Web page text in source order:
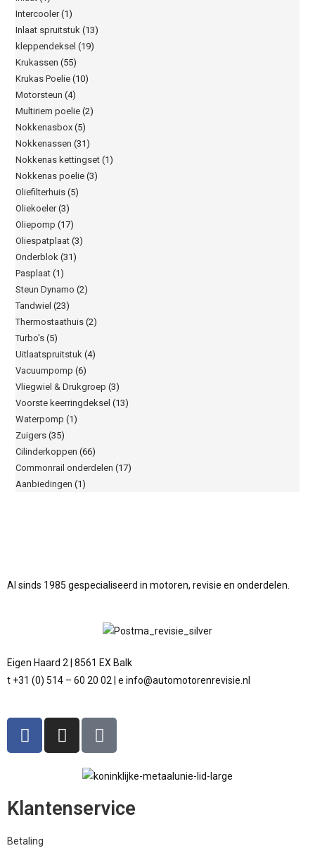
Intercooler (1)
Inlaat spruitstuk (13)
kleppendeksel (19)
Krukassen (55)
Krukas Poelie (10)
Motorsteun (4)
Multiriem poelie (2)
Nokkenasbox (5)
Nokkenassen (31)
Nokkenas kettingset (1)
Nokkenas poelie (3)
Oliefilterhuis (5)
Oliekoeler (3)
Oliepomp (17)
Oliespatplaat (3)
Onderblok (31)
Pasplaat (1)
Steun Dynamo (2)
Tandwiel (23)
Thermostaathuis (2)
Turbo's (5)
Uitlaatspruitstuk (4)
Vacuumpomp (6)
Vliegwiel & Drukgroep (3)
Voorste keerringdeksel (13)
Waterpomp (1)
Zuigers (35)
Cilinderkoppen (66)
Commonrail onderdelen (17)
Aanbiedingen (1)
Al sinds 1985 gespecialiseerd in motoren, revisie en onderdelen.
Eigen Haard 2 | 8561 EX Balk
t +31 (0) 514 – 60 20 02 | e info@automotorenrevisie.nl
Klantenservice
Betaling